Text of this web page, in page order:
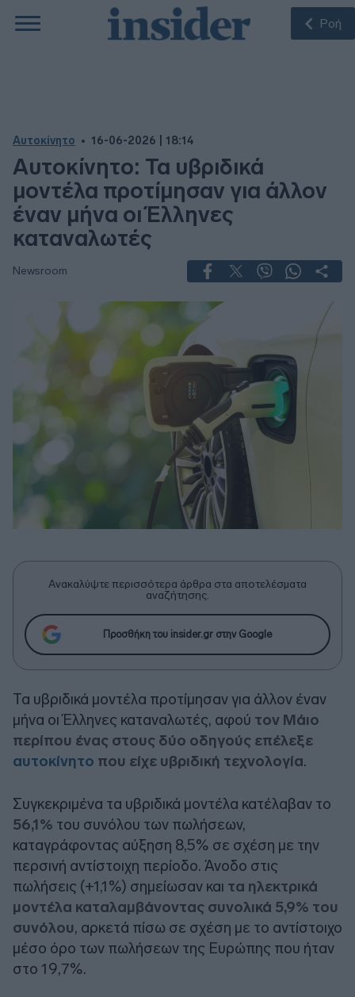
Ροή
Αυτοκίνητο 16-06-2026 | 18:14
Αυτοκίνητο: Τα υβριδικά
μοντέλα προτίμησαν για άλλον
έναν μήνα οι Έλληνες
καταναλωτές
Newsroom
Ανακαλύψτε περισσότερα άρθρα στα αποτελέσματα
αναζήτησης.
Προσθήκη του insider.gr στην Google
Τα υβριδικά μοντέλα προτίμησαν για άλλον έναν
μήνα οι Έλληνες καταναλωτές, αφού τον Μάιο
περίπου ένας στους δύο οδηγούς επέλεξε
αυτοκίνητο που είχε υβριδική τεχνολογία.
Συγκεκριμένα τα υβριδικά μοντέλα κατέλαβαν το
56,1% του συνόλου των πωλήσεων,
καταγράφοντας αύξηση 8,5% σε σχέση με την
περσινή αντίστοιχη περίοδο. Άνοδο στις
πωλήσεις (+1,1%) σημείωσαν και τα ηλεκτρικά
μοντέλα καταλαμβάνοντας συνολικά 5,9% του
συνόλου, αρκετά πίσω σε σχέση με το αντίστοιχο
μέσο όρο των πωλήσεων της Ευρώπης που ήταν
στο 19,7%.